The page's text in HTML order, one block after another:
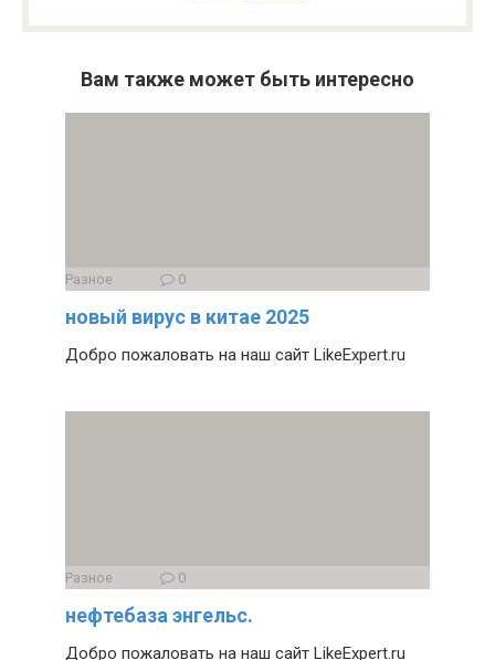
Вам также может быть интересно
Разное 0
новый вирус в китае 2025
Добро пожаловать на наш сайт LikeExpert.ru
Разное 0
нефтебаза энгельс.
Добро пожаловать на наш сайт LikeExpert.ru